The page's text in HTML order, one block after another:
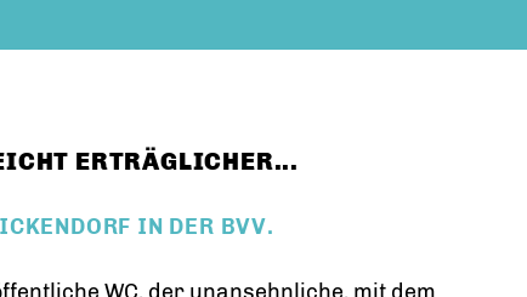
ERTRÄGLICHER...
IN DER BVV.